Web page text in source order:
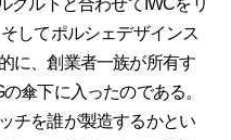
クルトと合わせてIWCをリ
してポルシェデザインス
に、創業者一族が所有す
傘下に入ったのである。
チを誰が製造するかとい